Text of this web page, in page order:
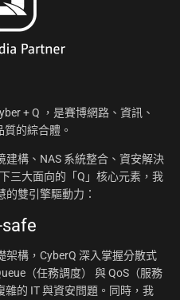
+ Q ，是賽博網路、資訊、
的綜合體。
構、NAS 系統整合、資安解決
三大面向的「Q」核心元素，我
雙引擎驅動力：
構，CyberQ 深入掌握分散式
（任務調度） 與 QoS（服務
雜的 IT 與資安問題。同時，我